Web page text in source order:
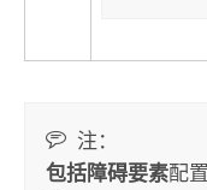
注：
包括障碍要素配